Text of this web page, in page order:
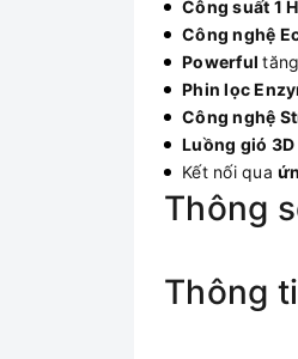
Công suất 1
Công nghệ
Powerful
Phin lọc
Công nghệ
Luồng gió 3D
Kết nối qua
Thông
Thông